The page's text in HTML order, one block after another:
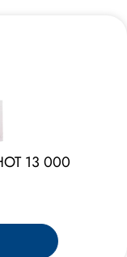
13 000